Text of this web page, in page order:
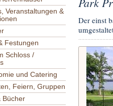
Veranstaltungen &
Festungen
Schloss /
und Catering
Feiern, Gruppen
Bücher
Der einst